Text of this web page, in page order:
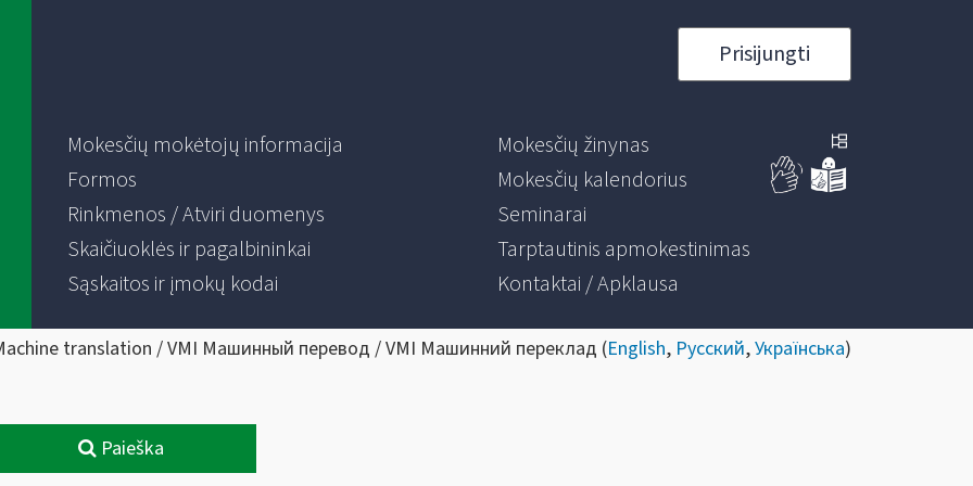
Prisijungti
Mokesčių mokėtojų informacija
Formos
Rinkmenos / Atviri duomenys
Skaičiuoklės ir pagalbininkai
Sąskaitos ir įmokų kodai
Mokesčių žinynas
Mokesčių kalendorius
Seminarai
Tarptautinis apmokestinimas
Kontaktai / Apklausa
translation / VMI Машинный перевод / VMI Машинний переклад (English, Русский,Українська)
Paieška